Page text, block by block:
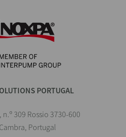
PORTUGAL
309 Rossio 3730-600
Portugal